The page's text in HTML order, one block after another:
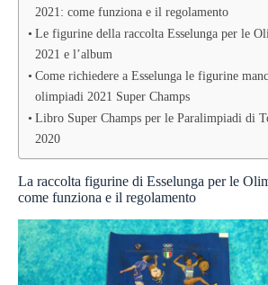
2021: come funziona e il regolamento
Le figurine della raccolta Esselunga per le
2021 e l’album
Come richiedere a Esselunga le figurine
olimpiadi 2021 Super Champs
Libro Super Champs per le Paralimpiadi di
2020
La raccolta figurine di Esselunga per le
come funziona e il regolamento